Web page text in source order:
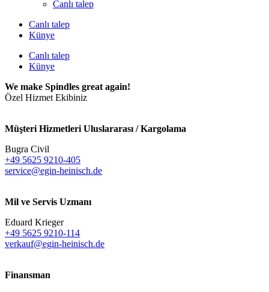
Canlı talep
Canlı talep
Künye
Canlı talep
Künye
We make Spindles great again!
Özel Hizmet Ekibiniz
Müşteri Hizmetleri Uluslararası / Kargolama
Bugra Civil
+49 5625 9210-405
service@egin-heinisch.de
Mil ve Servis Uzmanı
Eduard Krieger
+49 5625 9210-114
verkauf@egin-heinisch.de
Finansman